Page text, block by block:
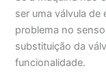
ser uma válvula de
problema no
substituição da
funcionalidade.